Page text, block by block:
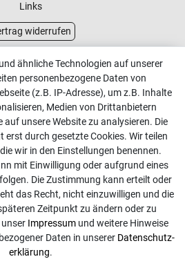
Links
widerrufen
Kontakt
Retourenservice
Kontakt
shop.de
3501 507295
Freitag, 08:00 - 16:00
zum Ortstarif, Preise aus dem
(abhängig vom Provider).
ähnliche Technologien auf unserer
personenbezogene Daten von
(z.B. IP-Adresse), um z.B. Inhalte
Medien von Drittanbietern
unsere Website zu analysieren. Die
erst durch gesetzte Cookies. Wir teilen
wir in den Einstellungen benennen.
mit Einwilligung oder aufgrund eines
Die Zustimmung kann erteilt oder
das Recht, nicht einzuwilligen und die
Zeitpunkt zu ändern oder zu
Impressumund weitere Hinweise
Daten in unserer Daten­schutz­
erklärung.